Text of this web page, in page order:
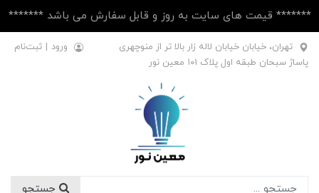
******* قیمت های سایت به روز و قابل سفارش می باشد *******
تهران، خیابان خیابان لاله زار بالا تر از منوچهری
پاساژ سبحان طبقه اول پلاک ۱۰1 معین نور
ورود | ثبت‌نام